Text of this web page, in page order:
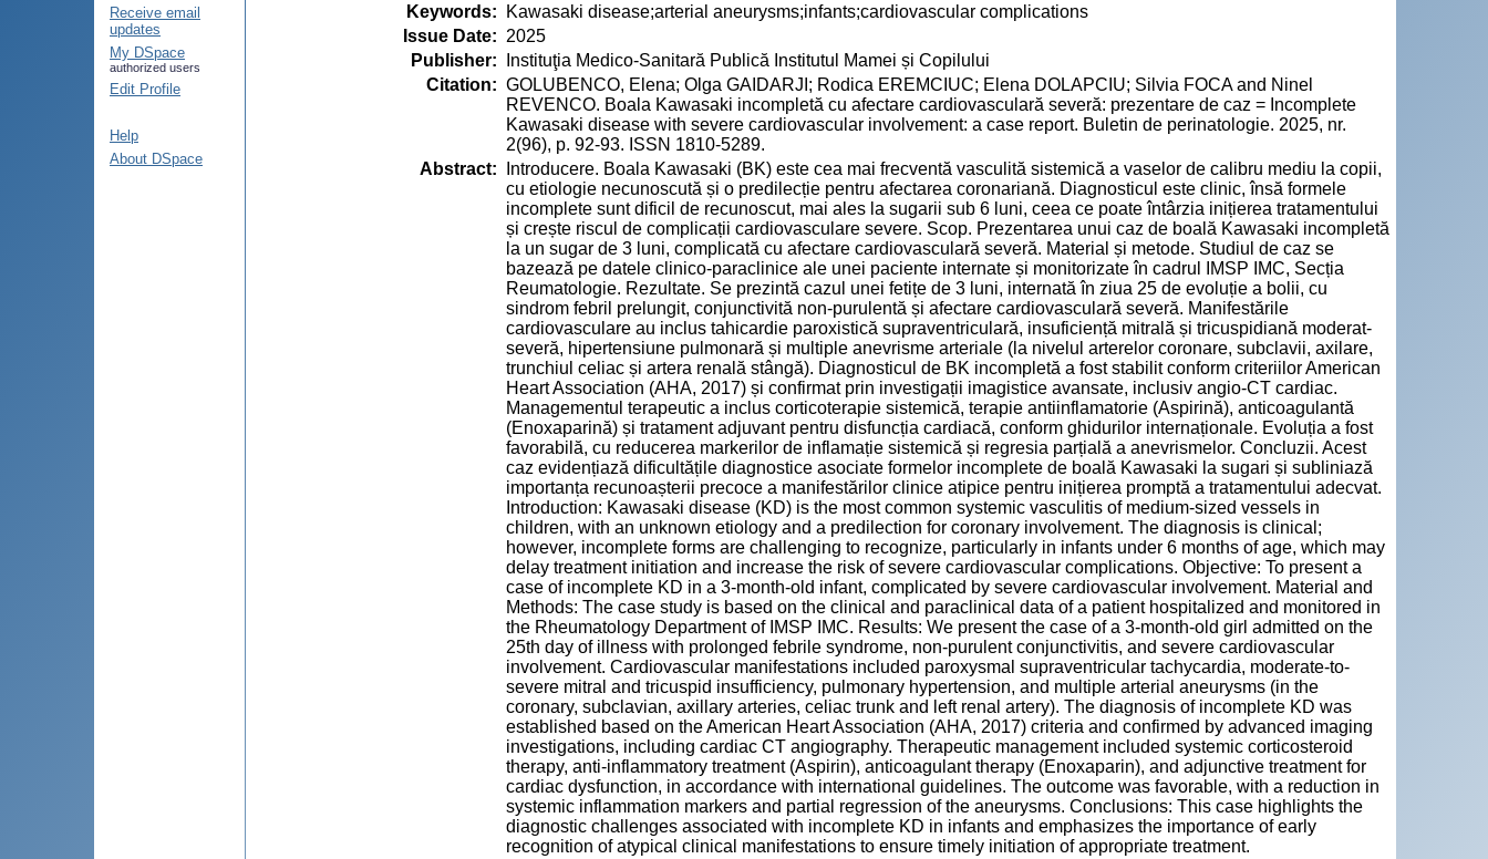
Receive email
updates
My DSpace
authorized users
Edit Profile
Help
About DSpace
Keywords:
Kawasaki disease;arterial aneurysms;infants;cardiovascular complications
Issue Date: 2025
Publisher:
Instituţia Medico-Sanitară Publică Institutul Mamei și Copilului
Citation: GOLUBENCO, Elena; Olga GAIDARJI; Rodica EREMCIUC; Elena DOLAPCIU; Silvia FOCA and Ninel
REVENCO. Boala Kawasaki incompletă cu afectare cardiovasculară severă: prezentare de caz = Incomplete
Kawasaki disease with severe cardiovascular involvement: a case report. Buletin de perinatologie. 2025, nr.
2(96), p. 92-93. ISSN 1810-5289.
Abstract:
Introducere. Boala Kawasaki (BK) este cea mai frecventă vasculită sistemică a vaselor de calibru mediu la copii,
cu etiologie necunoscută și o predilecție pentru afectarea coronariană. Diagnosticul este clinic, însă formele
incomplete sunt dificil de recunoscut, mai ales la sugarii sub 6 luni, ceea ce poate întârzia inițierea tratamentului
și crește riscul de complicații cardiovasculare severe. Scop. Prezentarea unui caz de boală Kawasaki incompletă
la un sugar de 3 luni, complicată cu afectare cardiovasculară severă. Material și metode. Studiul de caz se
bazează pe datele clinico-paraclinice ale unei paciente internate și monitorizate în cadrul IMSP IMC, Secția
Reumatologie. Rezultate. Se prezintă cazul unei fetițe de 3 luni, internată în ziua 25 de evoluție a bolii, cu
sindrom febril prelungit, conjunctivită non-purulentă și afectare cardiovasculară severă. Manifestările
cardiovasculare au inclus tahicardie paroxistică supraventriculară, insuficiență mitrală și tricuspidiană moderat-
severă, hipertensiune pulmonară și multiple anevrisme arteriale (la nivelul arterelor coronare, subclavii, axilare,
trunchiul celiac și artera renală stângă). Diagnosticul de BK incompletă a fost stabilit conform criteriilor American
Heart Association (AHA, 2017) și confirmat prin investigații imagistice avansate, inclusiv angio-CT cardiac.
Managementul terapeutic a inclus corticoterapie sistemică, terapie antiinflamatorie (Aspirină), anticoagulantă
(Enoxaparină) și tratament adjuvant pentru disfuncția cardiacă, conform ghidurilor internaționale. Evoluția a fost
favorabilă, cu reducerea markerilor de inflamație sistemică și regresia parțială a anevrismelor. Concluzii. Acest
caz evidențiază dificultățile diagnostice asociate formelor incomplete de boală Kawasaki la sugari și subliniază
importanța recunoașterii precoce a manifestărilor clinice atipice pentru inițierea promptă a tratamentului adecvat.
Introduction: Kawasaki disease (KD) is the most common systemic vasculitis of medium-sized vessels in
children, with an unknown etiology and a predilection for coronary involvement. The diagnosis is clinical;
however, incomplete forms are challenging to recognize, particularly in infants under 6 months of age, which may
delay treatment initiation and increase the risk of severe cardiovascular complications. Objective: To present a
case of incomplete KD in a 3-month-old infant, complicated by severe cardiovascular involvement. Material and
Methods: The case study is based on the clinical and paraclinical data of a patient hospitalized and monitored in
the Rheumatology Department of IMSP IMC. Results: We present the case of a 3-month-old girl admitted on the
25th day of illness with prolonged febrile syndrome, non-purulent conjunctivitis, and severe cardiovascular
involvement. Cardiovascular manifestations included paroxysmal supraventricular tachycardia, moderate-to-
severe mitral and tricuspid insufficiency, pulmonary hypertension, and multiple arterial aneurysms (in the
coronary, subclavian, axillary arteries, celiac trunk and left renal artery). The diagnosis of incomplete KD was
established based on the American Heart Association (AHA, 2017) criteria and confirmed by advanced imaging
investigations, including cardiac CT angiography. Therapeutic management included systemic corticosteroid
therapy, anti-inflammatory treatment (Aspirin), anticoagulant therapy (Enoxaparin), and adjunctive treatment for
cardiac dysfunction, in accordance with international guidelines. The outcome was favorable, with a reduction in
systemic inflammation markers and partial regression of the aneurysms. Conclusions: This case highlights the
diagnostic challenges associated with incomplete KD in infants and emphasizes the importance of early
recognition of atypical clinical manifestations to ensure timely initiation of appropriate treatment.